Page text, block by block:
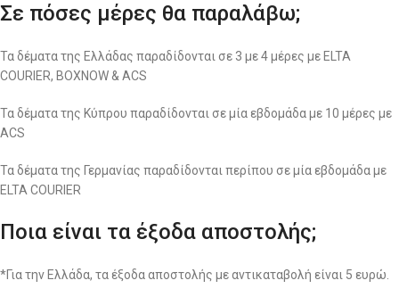
Σε πόσες μέρες θα παραλάβω;
Τα δέματα της Ελλάδας παραδίδονται σε 3 με 4 μέρες με ELTA
COURIER, BOXNOW & ACS
Τα δέματα της Κύπρου παραδίδονται σε μία εβδομάδα με 10 μέρες με
ACS
Τα δέματα της Γερμανίας παραδίδονται περίπου σε μία εβδομάδα με
ELTA COURIER
Ποια είναι τα έξοδα αποστολής;
*Για την Ελλάδα, τα έξοδα αποστολής με αντικαταβολή είναι 5 ευρώ.